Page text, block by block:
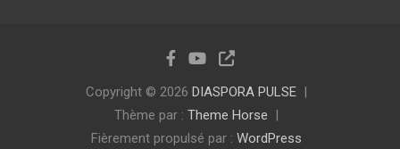
Copyright © 2026 DIASPORA PULSE
Thème par : Theme Horse
Fièrement propulsé par : WordPress